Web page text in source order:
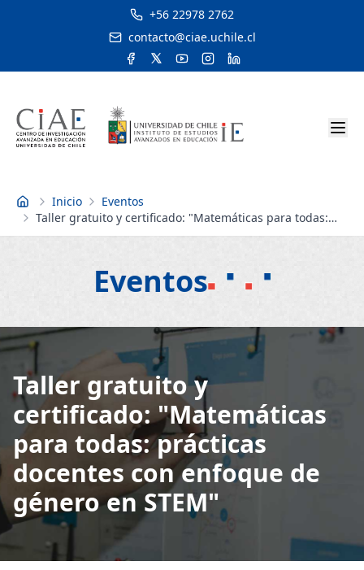
+56 22978 2762
contacto@ciae.uchile.cl
Inicio Inicio
Eventos
Taller gratuito y certificado: "Matemáticas para todas:
prácticas docentes con enfoque de género en STEM"
Eventos
Taller gratuito y
certificado: "Matemáticas
para todas: prácticas
docentes con enfoque de
género en STEM"